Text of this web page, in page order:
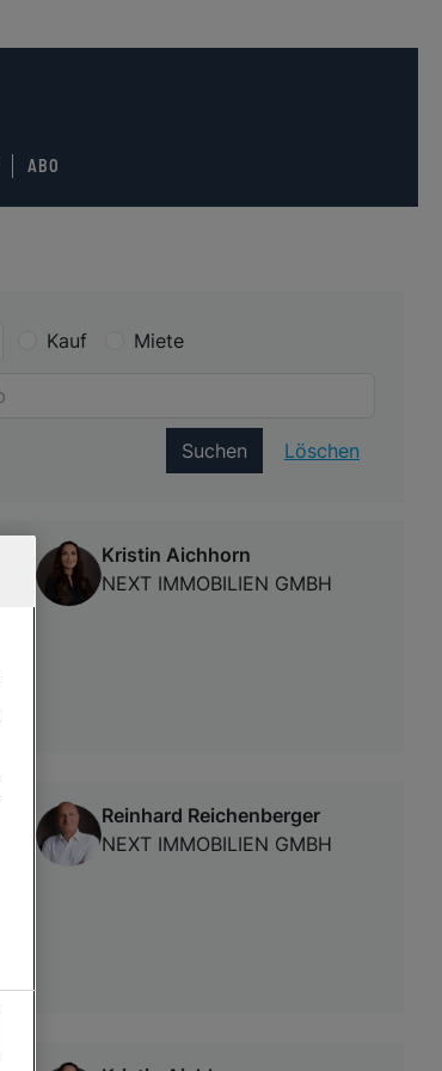
ABO
Kauf Miete
Suchen Löschen
Kristin Aichhorn
NEXT IMMOBILIEN GMBH
Reinhard Reichenberger
NEXT IMMOBILIEN GMBH